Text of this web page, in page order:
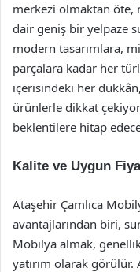
merkezi olmaktan öte,
dair geniş bir yelpaze
modern tasarımlara,
parçalara kadar her
içerisindeki her
ürünlerle dikkat
beklentilere hitap
Kalite ve Uygun
Ataşehir Çamlıca
avantajlarından biri,
Mobilya almak,
yatırım olarak